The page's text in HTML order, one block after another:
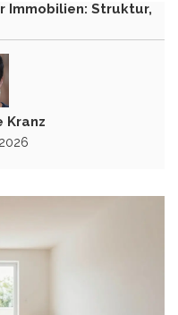
Immobilien: Struktur,
Kranz